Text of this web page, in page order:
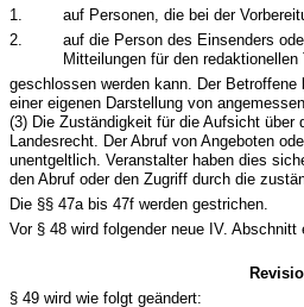
1.
auf Personen, die bei der
2.
auf die Person des Einsenders
Mitteilungen für den redaktionellen
geschlossen werden kann. Der
einer eigenen Darstellung von
(3) Die Zuständigkeit für die Aufsicht
Landesrecht. Der Abruf von Angeboten
unentgeltlich. Veranstalter haben dies
den Abruf oder den Zugriff durch die
Die §§ 47a bis 47f werden gestrichen.
Vor § 48 wird folgender neue IV. Abschnitt
§ 49 wird wie folgt geändert: